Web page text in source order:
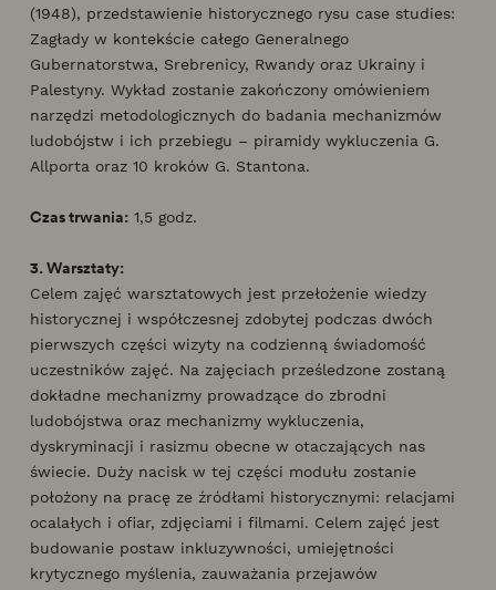
(1948), przedstawienie historycznego rysu case studies:
Zagłady w kontekście całego Generalnego
Gubernatorstwa, Srebrenicy, Rwandy oraz Ukrainy i
Palestyny. Wykład zostanie zakończony omówieniem
narzędzi metodologicznych do badania mechanizmów
ludobójstw i ich przebiegu – piramidy wykluczenia G.
Allporta oraz 10 kroków G. Stantona.
Czas trwania: 1,5 godz.
3. Warsztaty:
Celem zajęć warsztatowych jest przełożenie wiedzy
historycznej i współczesnej zdobytej podczas dwóch
pierwszych części wizyty na codzienną świadomość
uczestników zajęć. Na zajęciach prześledzone zostaną
dokładne mechanizmy prowadzące do zbrodni
ludobójstwa oraz mechanizmy wykluczenia,
dyskryminacji i rasizmu obecne w otaczających nas
świecie. Duży nacisk w tej części modułu zostanie
położony na pracę ze źródłami historycznymi: relacjami
ocalałych i ofiar, zdjęciami i filmami. Celem zajęć jest
budowanie postaw inkluzywności, umiejętności
krytycznego myślenia, zauważania przejawów